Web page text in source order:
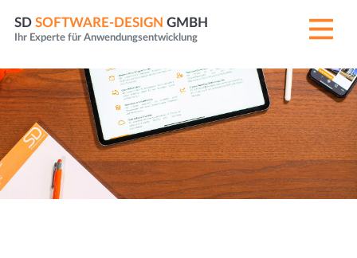
SD SOFTWARE-DESIGN GMBH
Ihr Experte für Anwendungsentwicklung